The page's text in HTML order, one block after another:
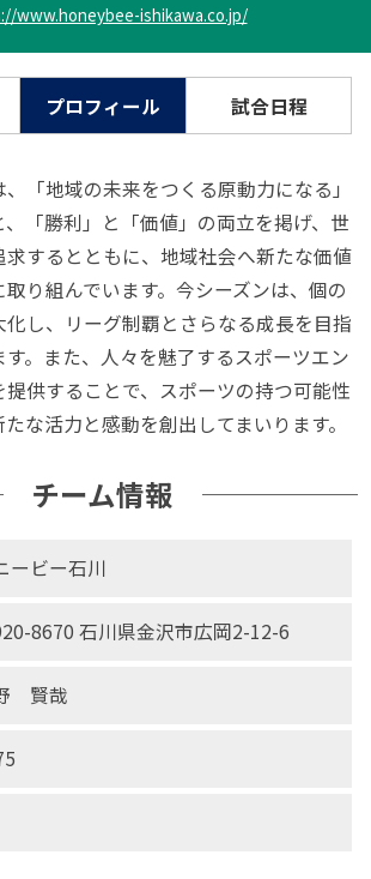
www.honeybee-ishikawa.co.jp/
プロフィール 試合日程
「地域の未来をつくる原動力になる」
、「勝利」と「価値」の両立を掲げ、世
するとともに、地域社会へ新たな価値
り組んでいます。今シーズンは、個の
し、リーグ制覇とさらなる成長を目指
す。また、人々を魅了するスポーツエン
供することで、スポーツの持つ可能性
な活力と感動を創出してまいります。
ービー石川
8670 石川県金沢市広岡2-12-6
賢哉
チーム情報